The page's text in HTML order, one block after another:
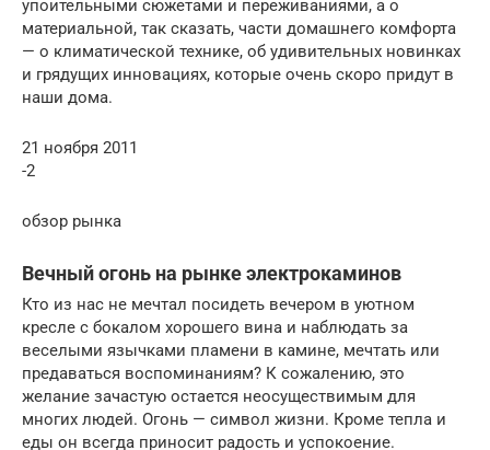
упоительными сюжетами и переживаниями, а о
материальной, так сказать, части домашнего комфорта
— о климатической технике, об удивительных новинках
и грядущих инновациях, которые очень скоро придут в
наши дома.
21 ноября 2011
-2
обзор рынка
Вечный огонь на рынке электрокаминов
Кто из нас не мечтал посидеть вечером в уютном
кресле с бокалом хорошего вина и наблюдать за
веселыми язычками пламени в камине, мечтать или
предаваться воспоминаниям? К сожалению, это
желание зачастую остается неосуществимым для
многих людей. Огонь — символ жизни. Кроме тепла и
еды он всегда приносит радость и успокоение.